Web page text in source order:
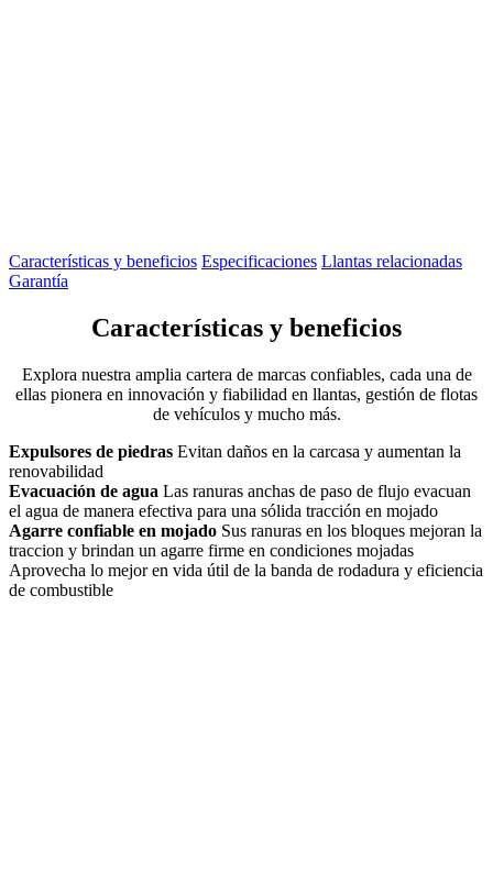
Características y beneficios Especificaciones Llantas relacionadas
Garantía
Características y beneficios
Explora nuestra amplia cartera de marcas confiables, cada una de
ellas pionera en innovación y fiabilidad en llantas, gestión de flotas
de vehículos y mucho más.
Expulsores de piedras Evitan daños en la carcasa y aumentan la
renovabilidad
Evacuación de agua Las ranuras anchas de paso de flujo evacuan
el agua de manera efectiva para una sólida tracción en mojado
Agarre confiable en mojado Sus ranuras en los bloques mejoran la
traccion y brindan un agarre firme en condiciones mojadas
Aprovecha lo mejor en vida útil de la banda de rodadura y eficiencia
de combustible